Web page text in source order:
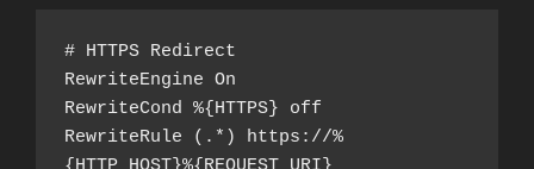
# HTTPS Redirect
RewriteEngine On
RewriteCond %{HTTPS} off
RewriteRule (.*) https://%